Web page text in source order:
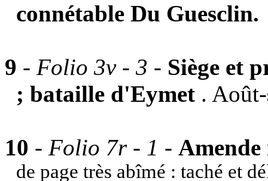
connétable Du Guesclin.
9 - Folio 3v - 3 - Siège et
; bataille d'Eymet . Août-
10 - Folio 7r - 1 -
de page très abîmé : taché et